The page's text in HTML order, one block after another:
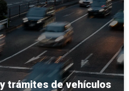
trámites de vehículos